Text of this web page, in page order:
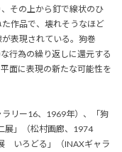
その上から釘で線状のひ
作品で、壊れそうなほど
表現されている。狗巻
行為の繰り返しに還元する
面に表現の新たな可能性を
リー16、1969年）、「狗
展」（松村画廊、1974
いろどる」（INAXギャラ